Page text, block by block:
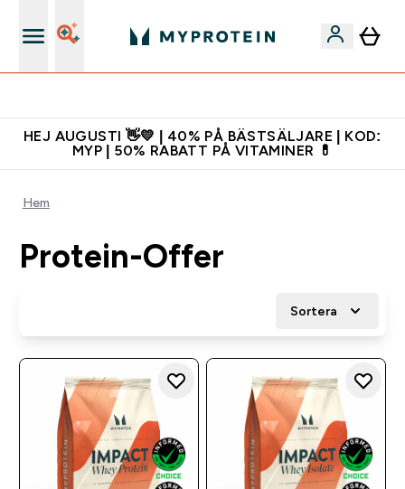
HEJ AUGUSTI 👋💛 | 40% PÅ BÄSTSÄLJARE | KOD:
MYP | 50% RABATT PÅ VITAMINER 💊
Hem
Protein-Offer
Sortera